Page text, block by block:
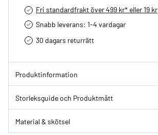
Fri standardfrakt över 499 kr* eller 19 kr
Snabb leverans: 1-4 vardagar
30 dagars returrätt­
Produktinformation
Storleksguide och Produktmått
Material & skötsel